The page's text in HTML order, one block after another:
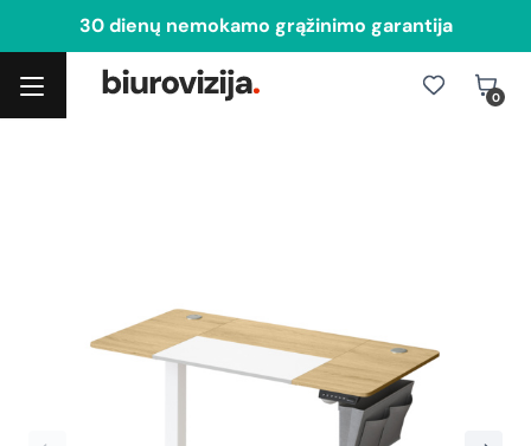
30 dienų nemokamo grąžinimo garantija
0